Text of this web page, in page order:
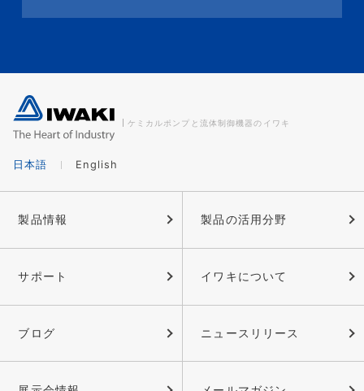
ケミカルポンプと流体制御機器のイワキ
日本語 English
製品情報 製品の活用分野
サポート イワキについて
ブログ ニュースリリース